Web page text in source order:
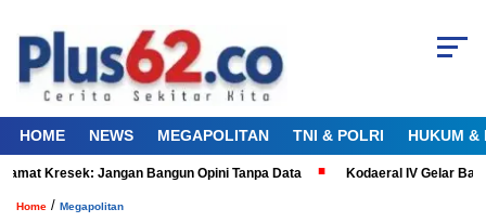
HOME NEWS MEGAPOLITAN TNI & POLRI HUKUM &
Kresek: Jangan Bangun Opini Tanpa Data Kodaeral IV Gelar Bakti
Home / Megapolitan